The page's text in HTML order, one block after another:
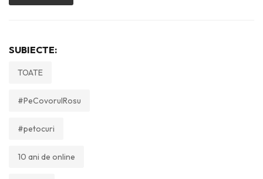
SUBIECTE:
TOATE
#PeCovorulRosu
#petocuri
10 ani de online